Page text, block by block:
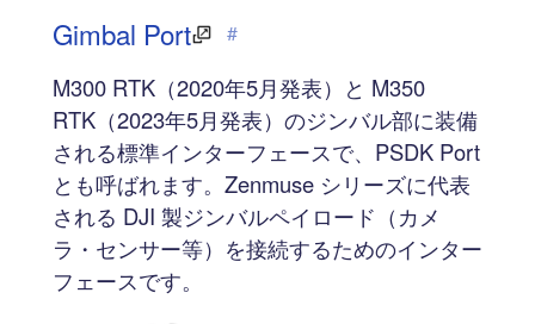
Gimbal Port #
M300 RTK（2020年5月発表）と M350
RTK（2023年5月発表）のジンバル部に装備
される標準インターフェースで、PSDK Port
とも呼ばれます。Zenmuse シリーズに代表
される DJI 製ジンバルペイロード（カメ
ラ・センサー等）を接続するためのインター
フェースです。